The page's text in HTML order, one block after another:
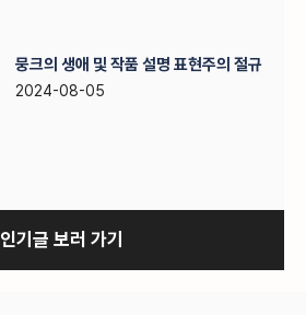
뭉크의 생애 및 작품 설명 표현주의 절규
2024-08-05
인기글 보러 가기